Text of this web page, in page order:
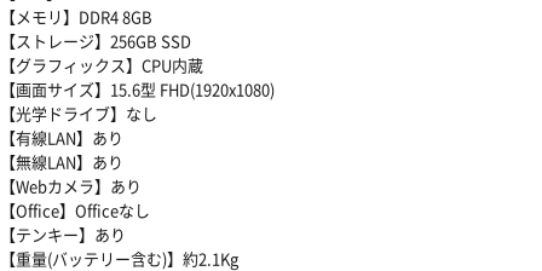
【メモリ】DDR4 8GB
【ストレージ】256GB SSD
【グラフィックス】CPU内蔵
【画面サイズ】15.6型 FHD(1920x1080)
【光学ドライブ】なし
【有線LAN】あり
【無線LAN】あり
【Webカメラ】あり
【Office】Officeなし
【テンキー】あり
【重量(バッテリー含む)】約2.1Kg